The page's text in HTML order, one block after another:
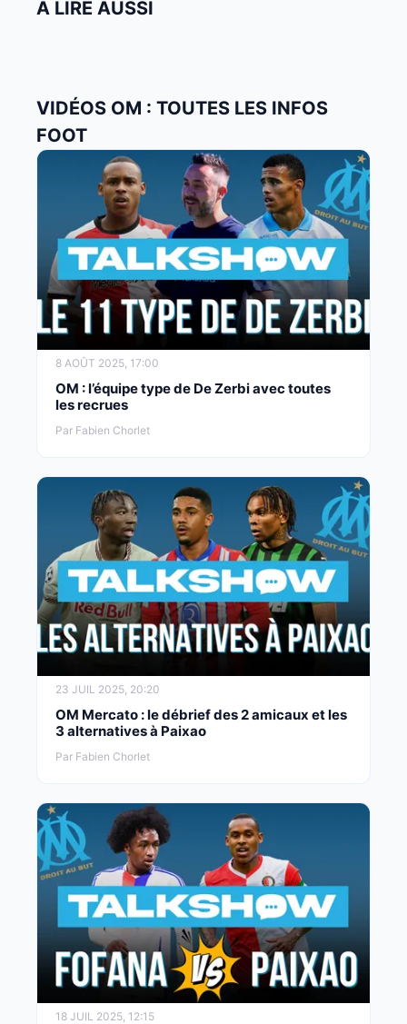
À LIRE AUSSI
VIDÉOS OM : TOUTES LES INFOS
FOOT
8 AOÛT 2025, 17:00
OM : l’équipe type de De Zerbi avec toutes
les recrues
Par Fabien Chorlet
23 JUIL 2025, 20:20
OM Mercato : le débrief des 2 amicaux et les
3 alternatives à Paixao
Par Fabien Chorlet
18 JUIL 2025, 12:15